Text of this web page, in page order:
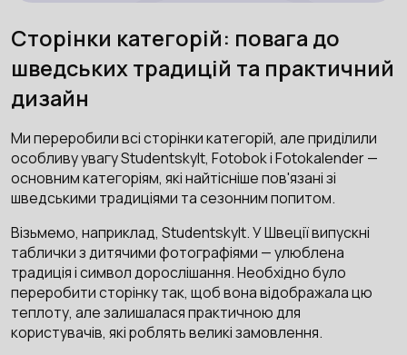
Сторінки категорій: повага до
шведських традицій та практичний
дизайн
Ми переробили всі сторінки категорій, але приділили
особливу увагу Studentskylt, Fotobok і Fotokalender —
основним категоріям, які найтісніше пов'язані зі
шведськими традиціями та сезонним попитом.
Візьмемо, наприклад, Studentskylt. У Швеції випускні
таблички з дитячими фотографіями — улюблена
традиція і символ дорослішання. Необхідно було
переробити сторінку так, щоб вона відображала цю
теплоту, але залишалася практичною для
користувачів, які роблять великі замовлення.